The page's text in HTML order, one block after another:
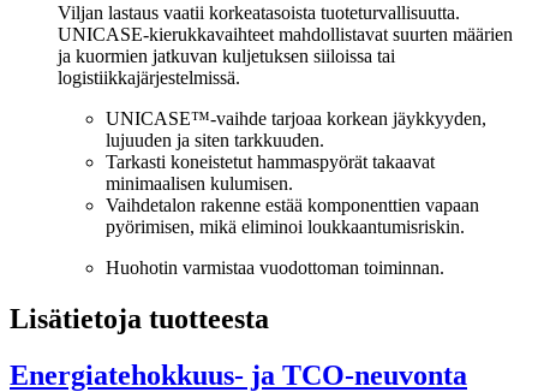
Viljan lastaus vaatii korkeatasoista tuoteturvallisuutta.
UNICASE-kierukkavaihteet mahdollistavat suurten määrien
ja kuormien jatkuvan kuljetuksen siiloissa tai
logistiikkajärjestelmissä.
UNICASE™-vaihde tarjoaa korkean jäykkyyden,
lujuuden ja siten tarkkuuden.
Tarkasti koneistetut hammaspyörät takaavat
minimaalisen kulumisen.
Vaihdetalon rakenne estää komponenttien vapaan
pyörimisen, mikä eliminoi loukkaantumisriskin.
Huohotin varmistaa vuodottoman toiminnan.
Lisätietoja tuotteesta
Energiatehokkuus- ja TCO-neuvonta